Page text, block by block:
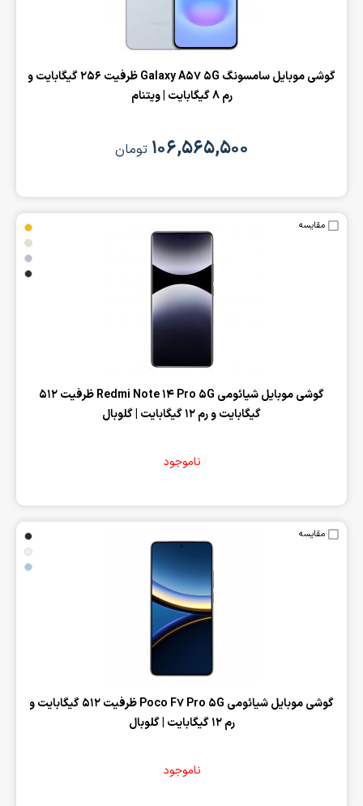
‌گوشی موبایل سامسونگ Galaxy A57 5G ظرفیت 256 گیگابایت و
رم 8 گیگابایت | ویتنام
۱۰۶,۵۶۵,۵۰۰ تومان
مقایسه
‌گوشی موبایل شیائومی Redmi Note 14 Pro 5G ظرفیت 512
گیگابایت و رم 12 گیگابایت | گلوبال
ناموجود
مقایسه
‌گوشی موبایل شیائومی Poco F7 Pro 5G ظرفیت 512 گیگابایت و
رم 12 گیگابایت | گلوبال
ناموجود